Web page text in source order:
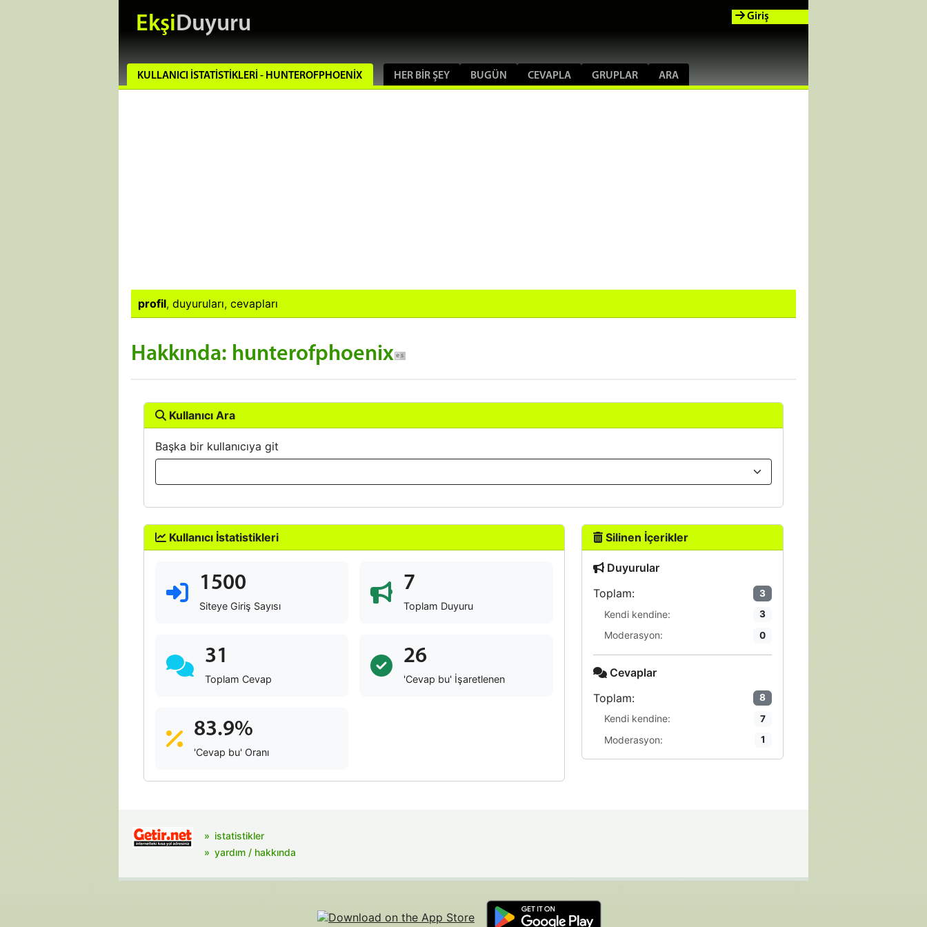
EkşiDuyuru
KULLANICI İSTATISTIKLERI - HUNTEROFPHOENIX HER BIR ŞEY BUGÜN CEVAPLA GRUPLAR ARA
Giriş
profil, duyuruları, cevapları
Hakkında: hunterofphoenix
Kullanıcı Ara
Başka bir kullanıcıya git
Kullanıcı İstatistikleri
1500
Siteye Giriş Sayısı
7
Toplam Duyuru
31
Toplam Cevap
26
'Cevap bu' İşaretlenen
83.9%
'Cevap bu' Oranı
Silinen İçerikler
Duyurular
Toplam:
3
Kendi kendine: 3
Moderasyon: 0
Cevaplar
Toplam:
8
Kendi kendine: 7
Moderasyon: 1
istatistikler
yardım / hakkında